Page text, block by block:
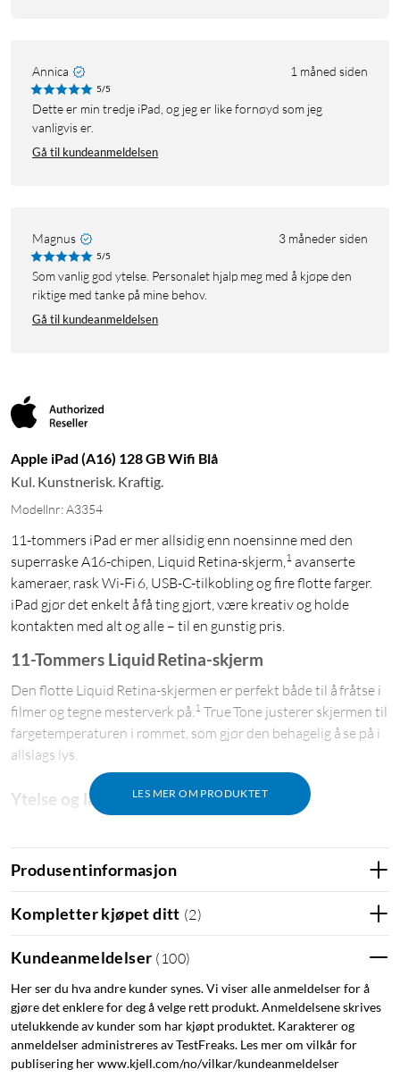
Annica 1 måned siden
5/5
Dette er min tredje iPad, og jeg er like fornøyd som jeg
vanligvis er.
Gå til kundeanmeldelsen
Magnus 3 måneder siden
5/5
Som vanlig god ytelse. Personalet hjalp meg med å kjøpe den
riktige med tanke på mine behov.
Gå til kundeanmeldelsen
Apple iPad (A16) 128 GB Wifi Blå
Kul. Kunstnerisk. Kraftig.
Modellnr: A3354
11-tommers iPad er mer allsidig enn noensinne med den
superraske A16-chipen, Liquid Retina-skjerm,1 avanserte
kameraer, rask Wi-Fi 6, USB-C-tilkobling og fire flotte farger.
iPad gjør det enkelt å få ting gjort, være kreativ og holde
kontakten med alt og alle – til en gunstig pris.
LES MER OM PRODUKTET
11-Tommers Liquid Retina-skjerm
Den flotte Liquid Retina-skjermen er perfekt både til å fråtse i
filmer og tegne mesterverk på. 1 True Tone justerer skjermen til
fargetemperaturen i rommet, som gjør den behagelig å se på i
allslags lys.
Ytelse og lagringsplass
å gjøre. Og med heldagsbatteri er iPad perfekt for å spille
oppslukende spill og redigere bilder og videoer.
iPadOS + apper
iPadOS gjør iPad enda mer produktiv, intuitiv og allsidig. Med
iPadOS kan du kjøre flere apper samtidig, og redigere og dele
bilder. iPad leveres med apper som Safari, Meldinger og
Keynote, og du finner over en million andre apper i App Store
som er designet for iPad.
Produsentinformasjon
Kompletter kjøpet ditt (2)
Kundeanmeldelser ( 100)
Her ser du hva andre kunder synes. Vi viser alle anmeldelser for å
gjøre det enklere for deg å velge rett produkt. Anmeldelsene skrives
utelukkende av kunder som har kjøpt produktet. Karakterer og
anmeldelser administreres av TestFreaks. Les mer om vilkår for
publisering her www.kjell.com/no/vilkar/kundeanmeldelser